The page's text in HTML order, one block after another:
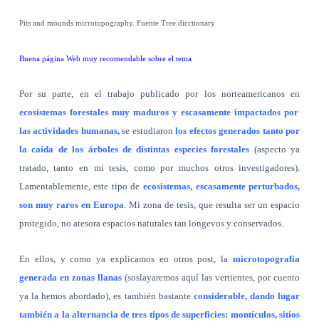
Pits and mounds microtopography. Fuente Tree dicctionary
Buena página Web muy recomendable sobre el tema
Por su parte, en el trabajo publicado por los norteamericanos en
ecosistemas forestales muy maduros y escasamente impactados por
las actividades humanas,se estudiaron los efectos generados tanto por
la caída de los árboles de distintas especies forestales (aspecto ya
tratado, tanto en mi tesis, como por muchos otros investigadores).
Lamentablemente, este tipo deecosistemas, escasamente perturbados,
son muy raros en Europa . Mi zona de tesis, que resulta ser un espacio
protegido, no atesora espacios naturales tan longevos y conservados.
En ellos, y como ya explicamos en otros post, lamicrotopografía
generada en zonas llanas(soslayaremos aquí las vertientes, por cuento
ya la hemos abordado), es también bastante considerable, dando lugar
también a la alternancia de tres tipos de superficies: montículos, sitios